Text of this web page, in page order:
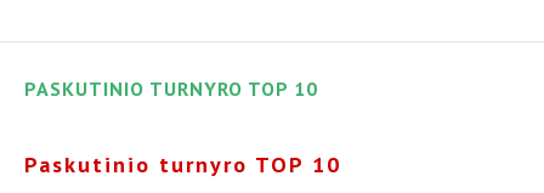
PASKUTINIO TURNYRO TOP 10
Paskutinio turnyro TOP 10